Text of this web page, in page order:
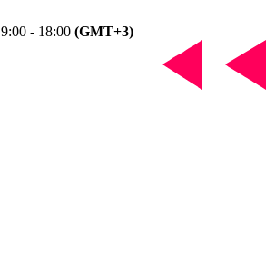
9:00 - 18:00 (GMT+3)